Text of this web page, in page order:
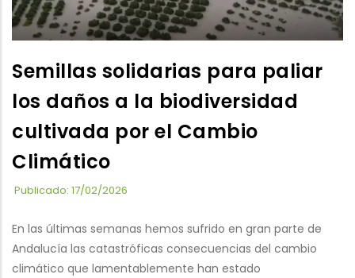
Semillas solidarias para paliar
los daños a la biodiversidad
cultivada por el Cambio
Climático
Publicado: 17/02/2026
En las últimas semanas hemos sufrido en gran parte de
Andalucía las catastróficas consecuencias del cambio
climático que lamentablemente han estado